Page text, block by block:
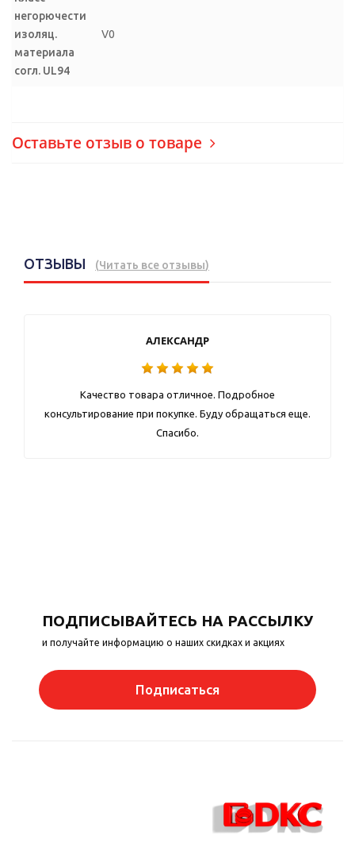
негорючести
изоляц.
материала
согл. UL94
V0
Оставьте отзыв о товаре
ОТЗЫВЫ (Читать все отзывы)
АЛЕКСАНДР
Качество товара отличное. Подробное
консультирование при покупке. Буду обращаться еще.
Спасибо.
ПОДПИСЫВАЙТЕСЬ НА РАССЫЛКУ
и получайте информацию о наших скидках и акциях
Подписаться